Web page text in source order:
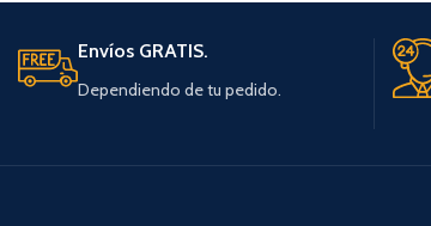
Envíos GRATIS.
Dependiendo de tu pedido.